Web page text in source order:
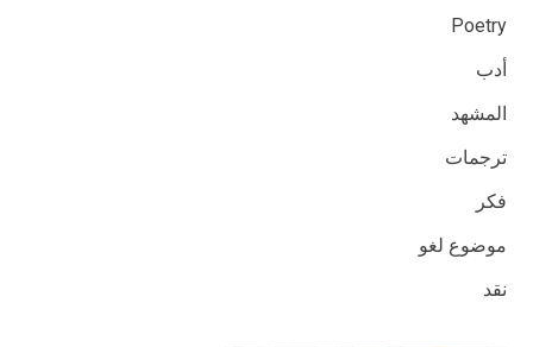
Poetry
أدب
المشهد
ترجمات
فكر
موضوع لغو
نقد